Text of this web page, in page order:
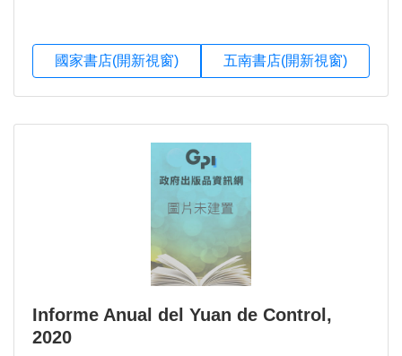
國家書店(開新視窗) 五南書店(開新視窗)
Informe Anual del Yuan de Control,
2020